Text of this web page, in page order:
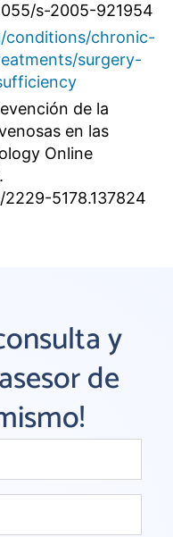
s-2005-921954
conditions/chronic-
surgery-
de la
en las
Online
5178.137824
y
de